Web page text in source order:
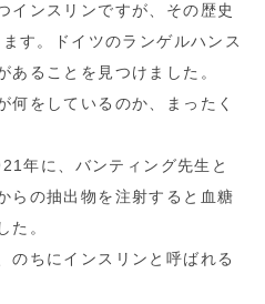
インスリンですが、その歴史
す。ドイツのランゲルハンス
あることを見つけました。
何をしているのか、まったく
年に、バンティング先生と
らの抽出物を注射すると血糖
た。
のちにインスリンと呼ばれる